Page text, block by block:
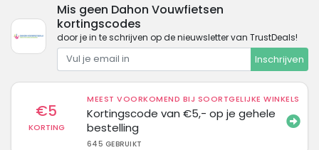
Mis geen Dahon Vouwfietsen
kortingscodes
door je in te schrijven op de nieuwsletter van TrustDeals!
Inschrijven
€5
KORTING
MEEST VOORKOMEND BIJ SOORTGELIJKE WINKELS
Kortingscode van €5,- op je gehele
bestelling
645 GEBRUIKT